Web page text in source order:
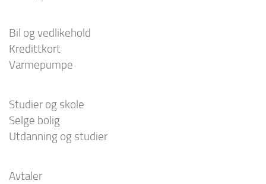
Bil og vedlikehold
Kredittkort
Varmepumpe
Studier og skole
Selge bolig
Utdanning og studier
Avtaler